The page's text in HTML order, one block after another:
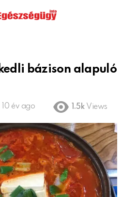
bázison alapuló
10 év ago 1.5k Views